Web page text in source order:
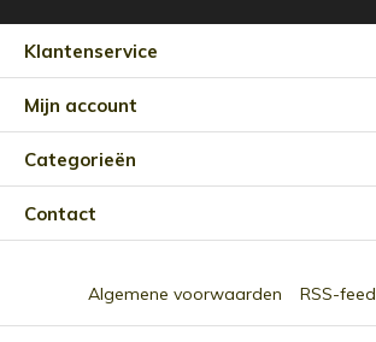
Klantenservice
Mijn account
Categorieën
Contact
Algemene voorwaarden RSS-feed